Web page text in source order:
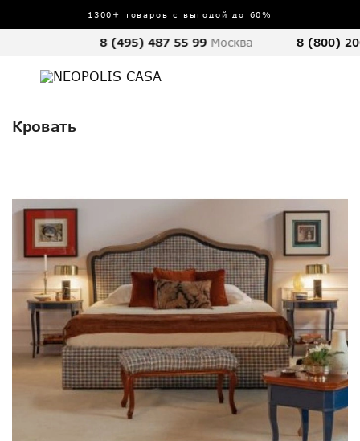
1300+ товаров с выгодой до 60%
8 (495) 487 55 99 Москва 8 (800)
Кровать